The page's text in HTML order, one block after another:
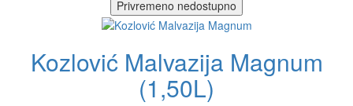
Privremeno nedostupno
Kozlović Malvazija Magnum
(1,50L)